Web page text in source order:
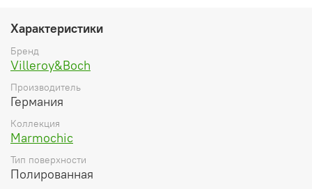
Характеристики
Бренд
Villeroy&Boch
Производитель
Германия
Коллекция
Marmochic
Тип поверхности
Полированная